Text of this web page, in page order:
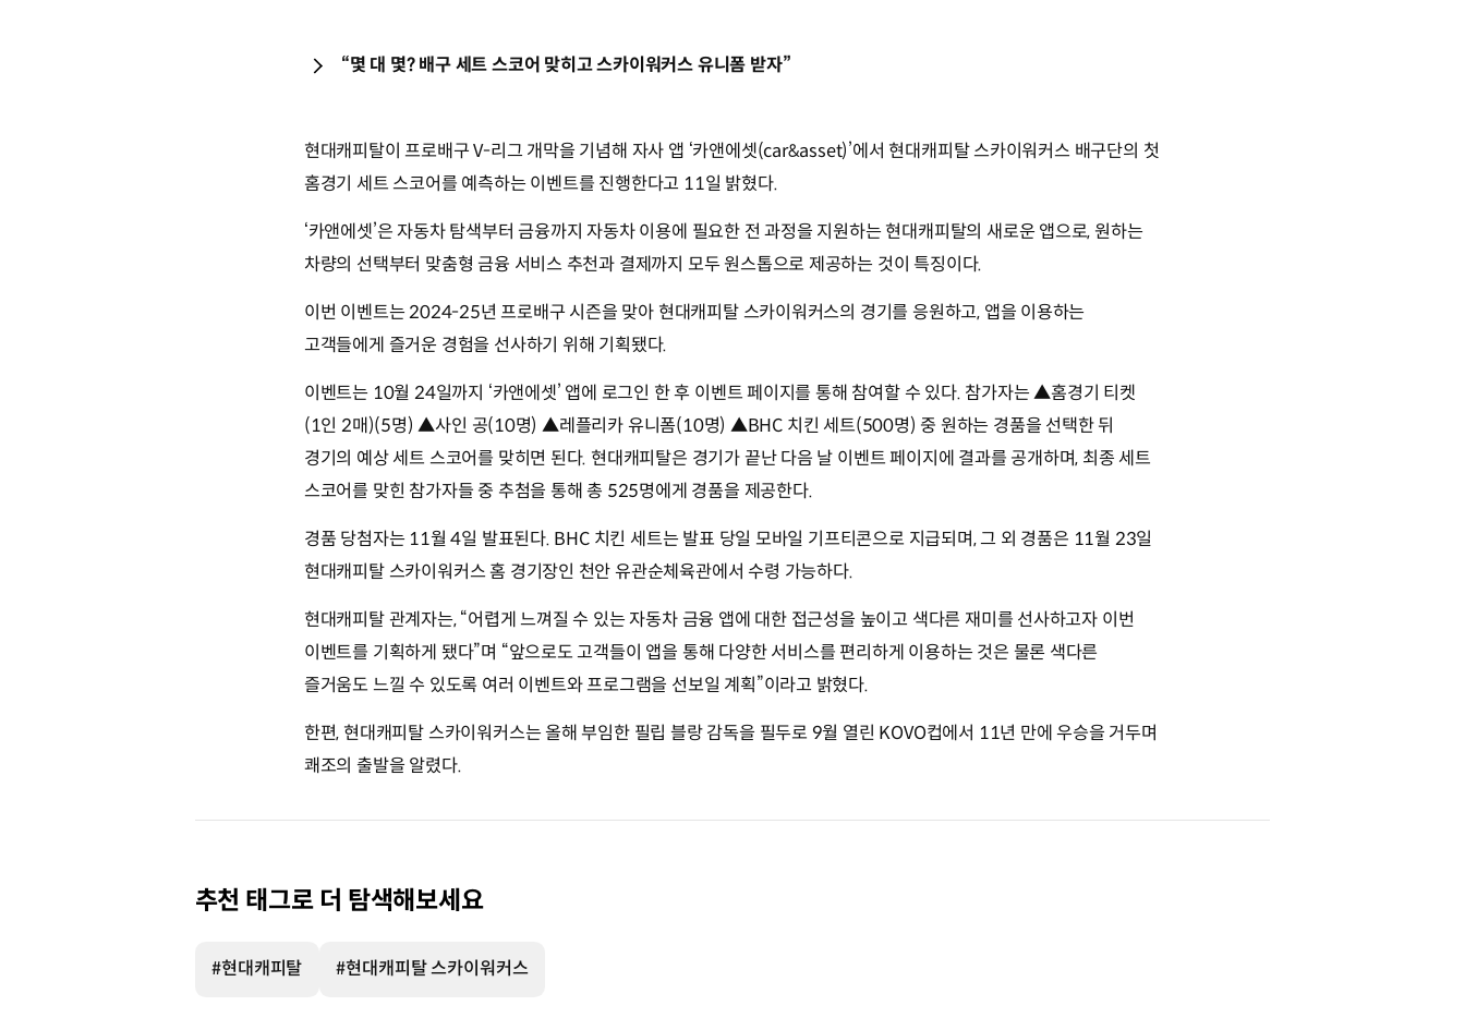
“몇 대 몇? 배구 세트 스코어 맞히고 스카이워커스 유니폼 받자”
현대캐피탈이 프로배구 V-리그 개막을 기념해 자사 앱 ‘카앤에셋(car&asset)’에서 현대캐피탈 스카이워커스 배구단의 첫
홈경기 세트 스코어를 예측하는 이벤트를 진행한다고 11일 밝혔다.
‘카앤에셋’은 자동차 탐색부터 금융까지 자동차 이용에 필요한 전 과정을 지원하는 현대캐피탈의 새로운 앱으로, 원하는
차량의 선택부터 맞춤형 금융 서비스 추천과 결제까지 모두 원스톱으로 제공하는 것이 특징이다.
이번 이벤트는 2024-25년 프로배구 시즌을 맞아 현대캐피탈 스카이워커스의 경기를 응원하고, 앱을 이용하는
고객들에게 즐거운 경험을 선사하기 위해 기획됐다.
이벤트는 10월 24일까지 ‘카앤에셋’ 앱에 로그인 한 후 이벤트 페이지를 통해 참여할 수 있다. 참가자는 ▲홈경기 티켓
(1인 2매)(5명) ▲사인 공(10명) ▲레플리카 유니폼(10명) ▲BHC 치킨 세트(500명) 중 원하는 경품을 선택한 뒤
경기의 예상 세트 스코어를 맞히면 된다. 현대캐피탈은 경기가 끝난 다음 날 이벤트 페이지에 결과를 공개하며, 최종 세트
스코어를 맞힌 참가자들 중 추첨을 통해 총 525명에게 경품을 제공한다.
경품 당첨자는 11월 4일 발표된다. BHC 치킨 세트는 발표 당일 모바일 기프티콘으로 지급되며, 그 외 경품은 11월 23일
현대캐피탈 스카이워커스 홈 경기장인 천안 유관순체육관에서 수령 가능하다.
현대캐피탈 관계자는, “어렵게 느껴질 수 있는 자동차 금융 앱에 대한 접근성을 높이고 색다른 재미를 선사하고자 이번
이벤트를 기획하게 됐다”며 “앞으로도 고객들이 앱을 통해 다양한 서비스를 편리하게 이용하는 것은 물론 색다른
즐거움도 느낄 수 있도록 여러 이벤트와 프로그램을 선보일 계획”이라고 밝혔다.
한편, 현대캐피탈 스카이워커스는 올해 부임한 필립 블랑 감독을 필두로 9월 열린 KOVO컵에서 11년 만에 우승을 거두며
쾌조의 출발을 알렸다.
추천 태그로 더 탐색해보세요
#현대캐피탈 #현대캐피탈 스카이워커스